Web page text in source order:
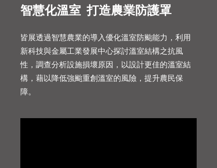
智慧化溫室 打造農業防護罩
皆展透過智慧農業的導入優化溫室防颱能力，利用
新科技與金屬工業發展中心探討溫室結構之抗風
性，調查分析設施損壞原因，以設計更佳的溫室結
構，藉以降低強颱重創溫室的風險，提升農民保
障。